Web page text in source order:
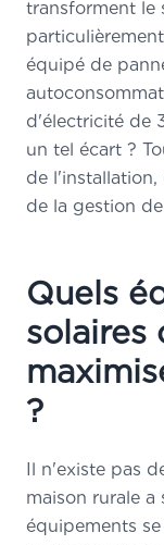
transforment le
équipé de
d'électricité de
un tel écart ?
de
de la gestion
Quels
solaires
?
Il n'existe pas
maison rurale a
équipements